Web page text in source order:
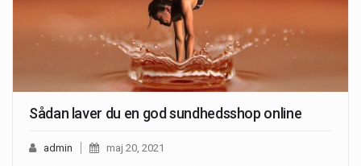
Sådan laver du en god sundhedsshop online
admin maj 20, 2021